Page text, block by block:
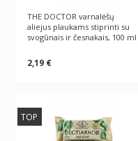
THE DOCTOR varnalėšų
aliejus plaukams stiprinti su
svogūnais ir česnakais, 100 ml
2,19 €
TOP